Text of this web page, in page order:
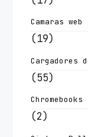
Camaras web
(19)
Cargadores
(55)
Chromebooks
(2)